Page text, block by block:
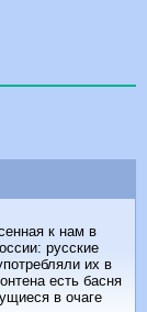
к нам в
русские
их в
есть басня
в очаге